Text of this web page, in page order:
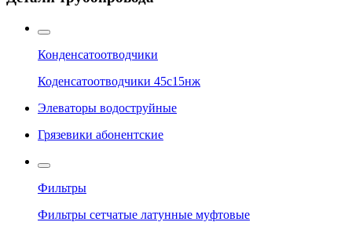
Конденсатоотводчики
Коденсатоотводчики 45с15нж
Элеваторы водоструйные
Грязевики абонентские
Фильтры
Фильтры сетчатые латунные муфтовые